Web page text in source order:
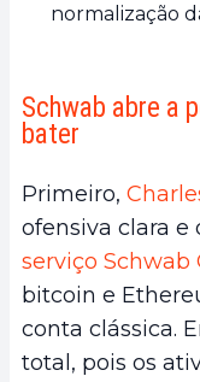
normalização
Schwab abre a
bater
Primeiro,
ofensiva clara e
serviço Schwab
bitcoin e
conta clássica.
total, pois os